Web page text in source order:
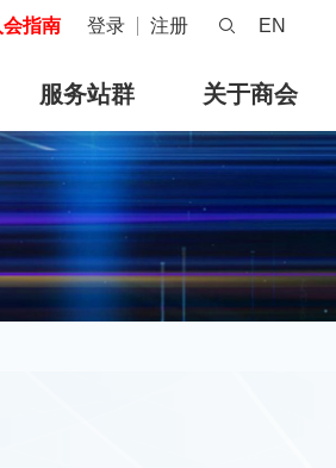
会指南 登录 注册 EN
服务站群 关于商会